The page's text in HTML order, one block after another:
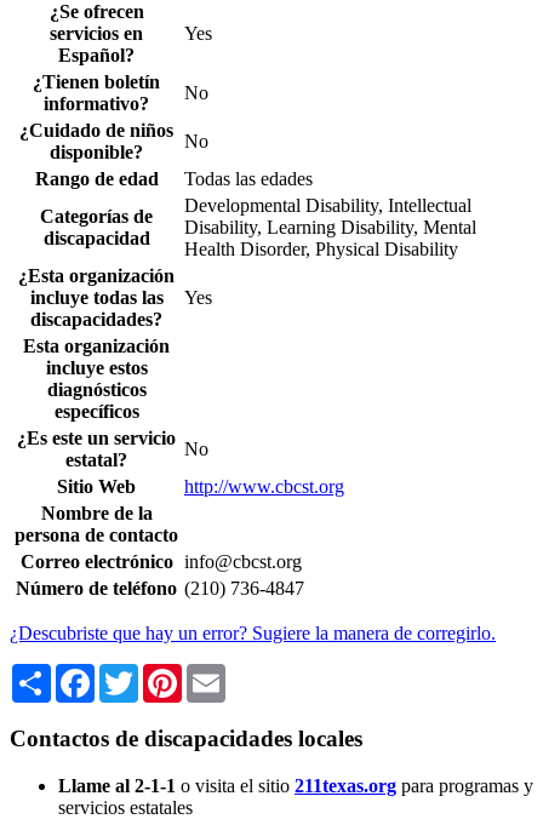
¿Se ofrecen
servicios en
Español?
Yes
¿Tienen boletín
informativo?
No
¿Cuidado de niños
disponible?
No
Rango de edad
Todas las edades
Categorías de
discapacidad
Developmental Disability, Intellectual
Disability, Learning Disability, Mental
Health Disorder, Physical Disability
¿Esta organización
incluye todas las
discapacidades?
Yes
Esta organización
incluye estos
diagnósticos
específicos
¿Es este un servicio
estatal?
No
Sitio Web
http://www.cbcst.org
Nombre de la
persona de contacto
Correo electrónico info@cbcst.org
Número de teléfono (210) 736-4847
¿Descubriste que hay un error? Sugiere la manera de corregirlo.
Share Facebook
TwitterPinterest
Contactos de discapacidades locales
Llame al 2-1-1 o visita el sitio 211texas.org para programas y
servicios estatales